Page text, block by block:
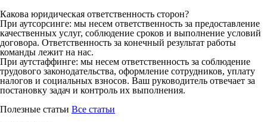
Какова юридическая ответственность сторон?
При аутсорсинге: мы несем ответственность за предоставление
качественных услуг, соблюдение сроков и выполнение условий
договора. Ответственность за конечный результат работы
команды лежит на нас.
При аутстаффинге: мы несем ответственность за соблюдение
трудового законодательства, оформление сотрудников, уплату
налогов и социальных взносов. Ваш руководитель отвечает за
постановку задач и контроль их выполнения.
Полезные статьи Все статьи